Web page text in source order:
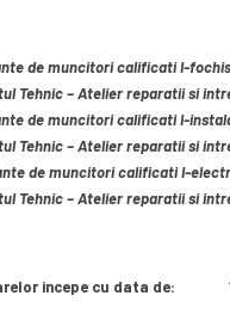
de muncitori calificati I-
Tehnic – Atelier reparatii si
de muncitori calificati I-
Tehnic – Atelier reparatii si
de muncitori calificati I-
Tehnic – Atelier reparatii si
incepe cu data de: